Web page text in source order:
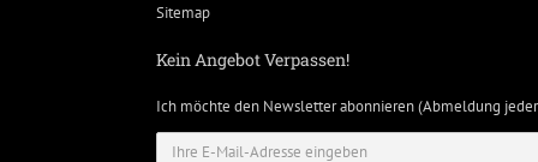
Sitemap
Kein Angebot Verpassen!
Ich möchte den Newsletter abonnieren (Abmeldung